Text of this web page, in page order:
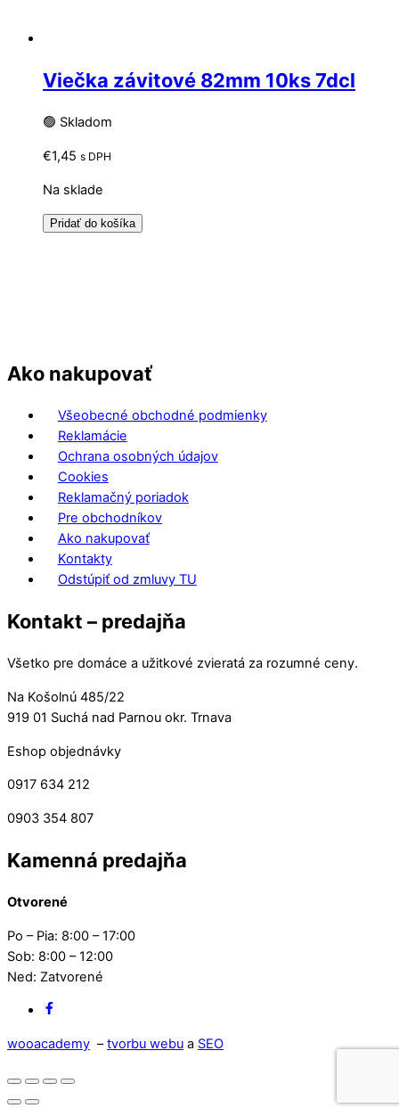
Viečka závitové 82mm 10ks 7dcl
🟢 Skladom
€1,45 s DPH
Na sklade
Pridať do košíka
Ako nakupovať
Všeobecné obchodné podmienky
Reklamácie
Ochrana osobných údajov
Cookies
Reklamačný poriadok
Pre obchodníkov
Ako nakupovať
Kontakty
Odstúpiť od zmluvy TU
Kontakt – predajňa
Všetko pre domáce a užitkové zvieratá za rozumné ceny.
Na Košolnú 485/22
919 01 Suchá nad Parnou okr. Trnava
Eshop objednávky
0917 634 212
0903 354 807
Kamenná predajňa
Otvorené
Po – Pia: 8:00 – 17:00
Sob: 8:00 – 12:00
Ned: Zatvorené
wooacademy –tvorbu webu a SEO